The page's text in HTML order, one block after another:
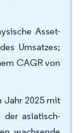
Asset-
Umsatzes;
CAGR von
Jahr 2025 mit
der asiatisch-